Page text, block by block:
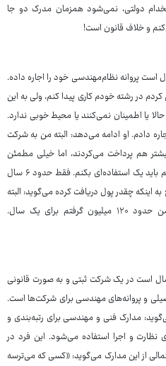
دولتی، نمی‌شود همزمان مدرک دو جا
و خلاف قانون است!
است پروانه نظام‌مهندسی خود را اجاره داده.
در رشته خودم کاری پیدا کنم، ولی به این
یا اطمینان نمی‌کنند یا محیط خوبی ندارد.
دادم. او ادامه می‌دهد: البته من به شرکت
هم پرداخت می‌کردند، اما خیلی مطمئن
نبود. او با ناراحتی می‌گوید بالاخره از مدرکم باید یک استفاده‌ای بکنم. فقط حدود ۶ سال
اینکه چقدر پول دریافت کرده می‌گوید: البته
بستگی به سابقه بیمه و پروانه دارد. من حدود ۱۲۰ میلیون گرفتم برای یک سال.
اجاره‌کننده مدرک می‌گوید ۱۷ سال است در یک شرکت ثبتی و به صورت قانونی
و پروانه‌های مهندسی برای شرکت‌ها است.
مدارک فنی و مهندسی برای رتبه‌بندی و
نظارت و اجرا استفاده می‌شود. این فرد در
از این مدارک می‌گوید: «کسی که می‌ترسه